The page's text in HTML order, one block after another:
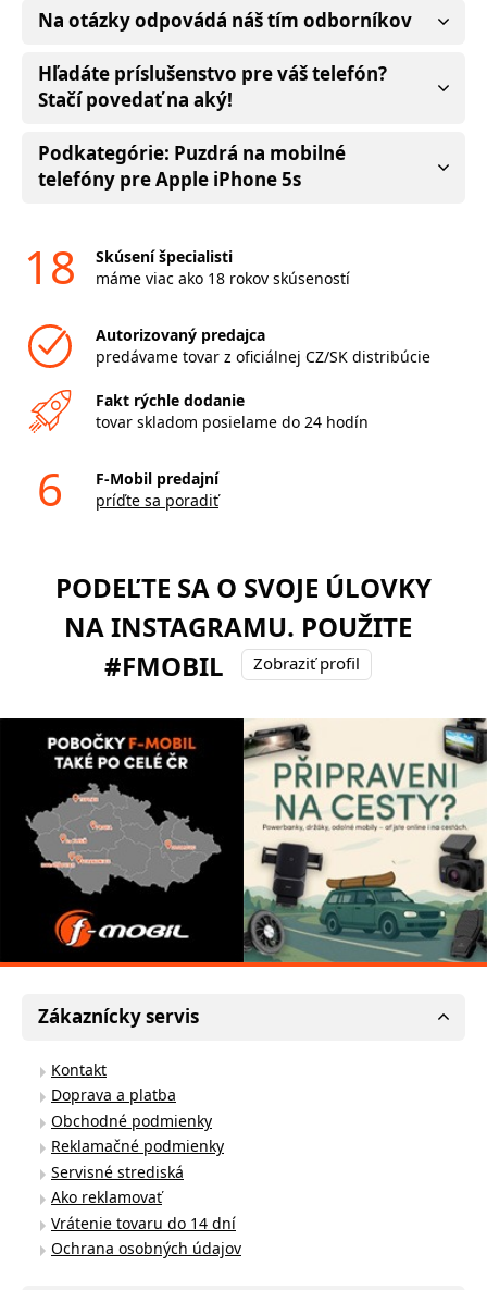
Na otázky odpovádá náš tím odborníkov
Hľadáte príslušenstvo pre váš telefón?
Stačí povedať na aký!
Podkategórie: Puzdrá na mobilné
telefóny pre Apple iPhone 5s
18
Skúsení špecialisti
máme viac ako 18 rokov skúseností
Autorizovaný predajca
predávame tovar z oficiálnej CZ/SK distribúcie
Fakt rýchle dodanie
tovar skladom posielame do 24 hodín
6
F-Mobil predajní
príďte sa poradiť
PODEĽTE SA O SVOJE ÚLOVKY
NA INSTAGRAMU. POUŽITE
#FMOBIL
Zobraziť profil
Zákaznícky servis
Kontakt
Doprava a platba
Obchodné podmienky
Reklamačné podmienky
Servisné strediská
Ako reklamovať
Vrátenie tovaru do 14 dní
Ochrana osobných údajov